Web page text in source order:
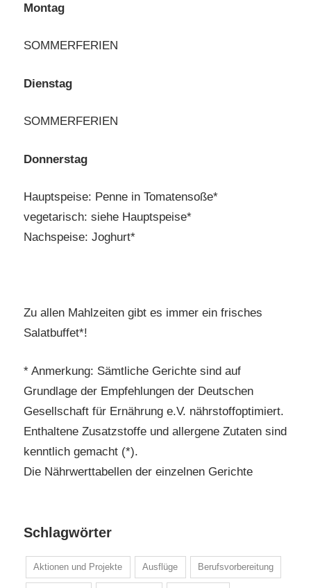
Montag
SOMMERFERIEN
Dienstag
SOMMERFERIEN
Donnerstag
Hauptspeise: Penne in Tomatensoße*
vegetarisch: siehe Hauptspeise*
Nachspeise: Joghurt*
Zu allen Mahlzeiten gibt es immer ein frisches
Salatbuffet*!
* Anmerkung: Sämtliche Gerichte sind auf
Grundlage der Empfehlungen der Deutschen
Gesellschaft für Ernährung e.V. nährstoffoptimiert.
Enthaltene Zusatzstoffe und allergene Zutaten sind
kenntlich gemacht (*).
Die Nährwerttabellen der einzelnen Gerichte
Schlagwörter
Aktionen und Projekte Ausflüge Berufsvorbereitung